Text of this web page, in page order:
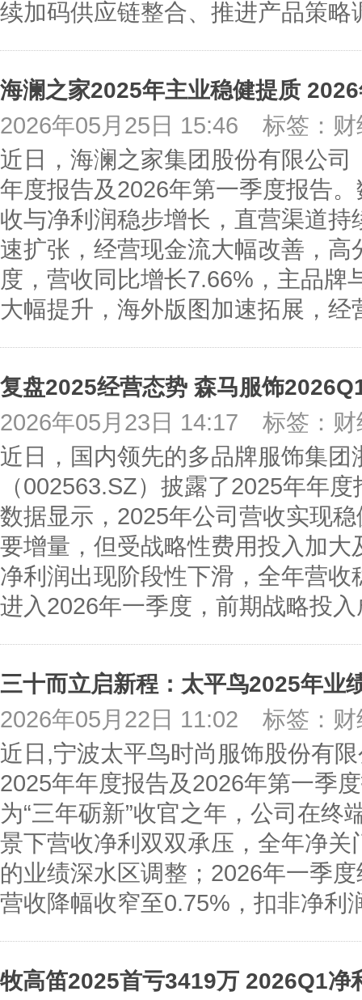
续加码供应链整合、推进产品策
2026年05月25日 15:46
标签：财
近日，海澜之家集团股份有限公
年度报告及2026年第一季度报告
收与净利润稳步增长，直营渠道
速扩张，经营现金流大幅改善，
度，营收同比增长7.66%，主品牌
大幅提升，海外版图加速拓展，
2026年05月23日 14:17
标签：财
近日，国内领先的多品牌服饰集
（002563.SZ）披露了2025年年
数据显示，2025年公司营收实现
要增量，但受战略性费用投入加
净利润出现阶段性下滑，全年营
进入2026年一季度，前期战略投
2026年05月22日 11:02
标签：财
近日,宁波太平鸟时尚服饰股份有
2025年年度报告及2026年第一季
为“三年砺新”收官之年，公司在
景下营收净利双双承压，全年净
的业绩深水区调整；2026年一季
营收降幅收窄至0.75%，扣非净